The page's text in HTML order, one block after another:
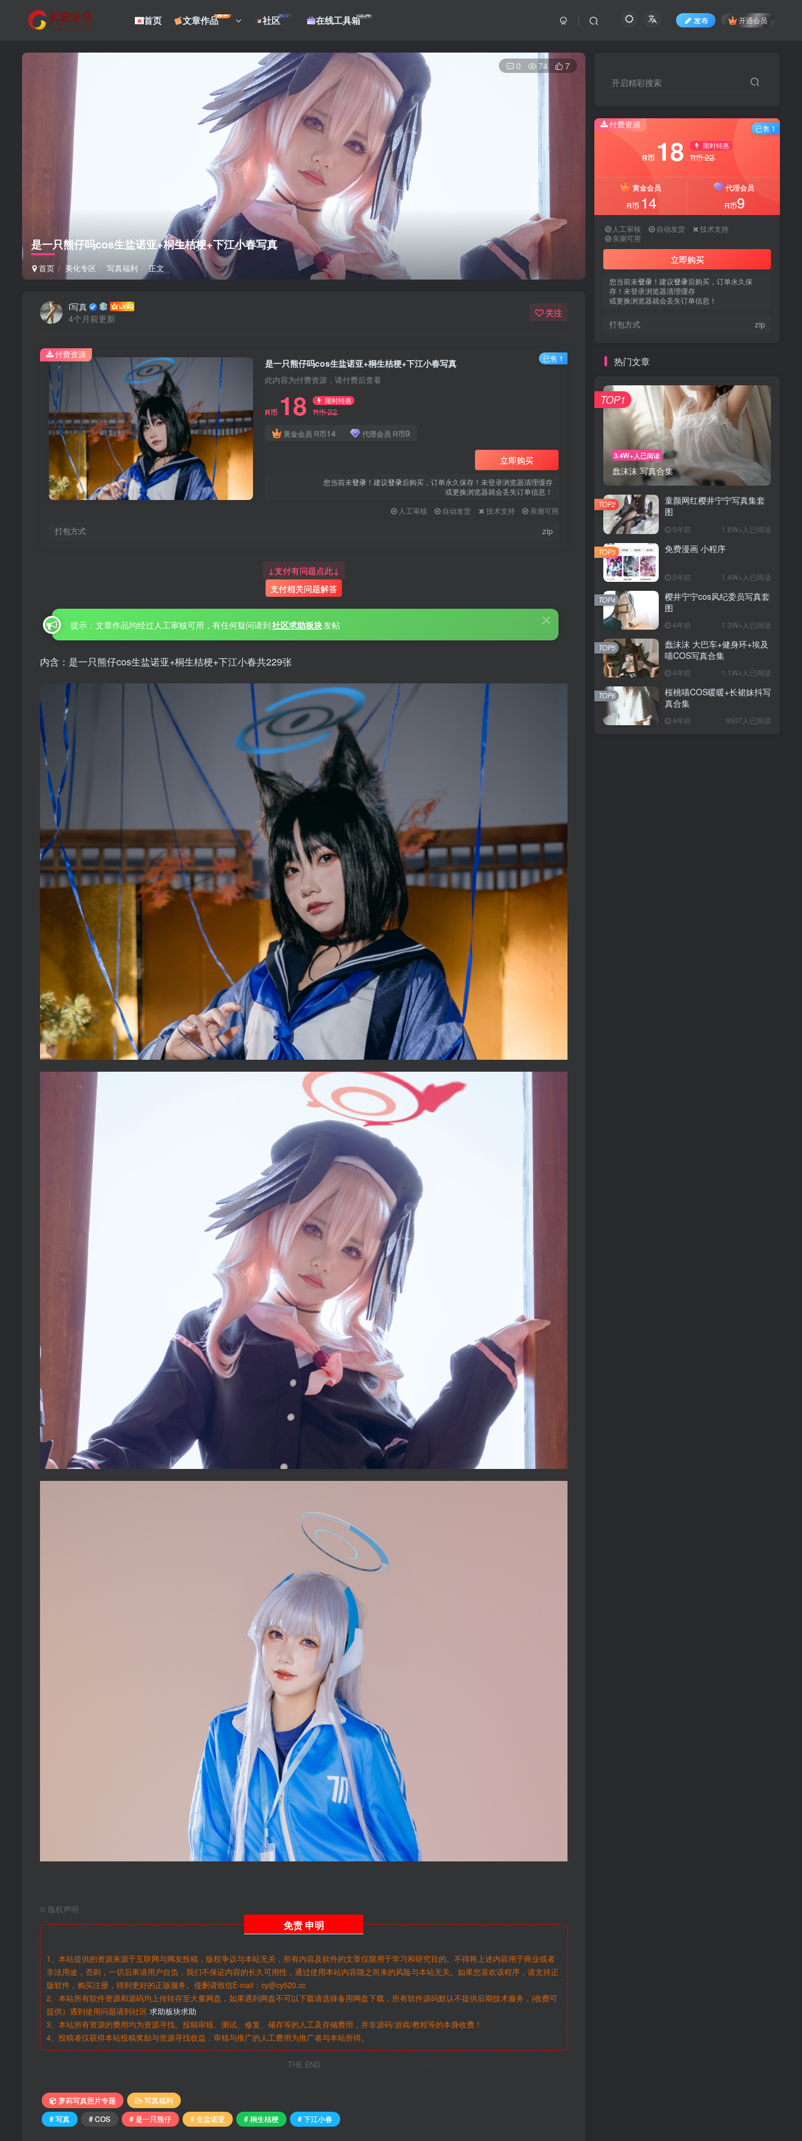
首页 文章作品菜单 社区帖子 在线工具箱工具
发布 开通会员
是一只熊仔吗cos生盐诺亚+桐生桔梗+下江小春写真
首页 美化专区 写真福利 正文
0 74 7
i写真
4个月前更新
关注
是一只熊仔吗cos生盐诺亚+桐生桔梗+下江小春写真
此内容为付费资源，请付费后查看
R币 18 限时特惠
R币22
黄金会员 R币14 代理会员 R币9
立即购买
您当前未登录 ！建议登录后购买，订单永久保存！未登录浏览器清理缓存
或更换浏览器就会丢失订单信息！
人工审核
自动发货 技术支持 亲测可用
打包方式 zip
付费资源 已售 1
↓支付有问题点此↓
支付相关问题解答
提示：文章作品均经过人工审核可用，有任何疑问请到社区求助板块发帖
内含：是一只熊仔cos生盐诺亚+桐生桔梗+下江小春共229张
© 版权声明
免责 申明
1、本站提供的资源来源于互联网与网友投稿，版权争议与本站无关，所有内容及软件的文章仅限用于学习和研究目的。不得将上述内容用于商业或者
非法用途，否则，一切后果请用户自负，我们不保证内容的长久可用性，通过使用本站内容随之而来的风险与本站无关。如果您喜欢该程序，请支持正
版软件，购买注册，得到更好的正版服务。侵删请致信E-mail：cy@cy520.cc
2、本站所有软件资源和源码均上传转存至大量网盘，如果遇到网盘不可以下载请选择备用网盘下载，所有软件源码默认不提供后期技术服务，(收费可
提供）遇到使用问题请到社区 求助板块求助
3、本站所有资源的费用均为资源寻找、投稿审核、测试、修复、储存等的人工及存储费用，并非源码/游戏/教程等的本身收费！
4、投稿者仅获得本站投稿奖励与资源寻找收益，审核与推广的人工费用为推广者与本站所得。
THE END
萝莉写真照片专题
写真福利
# 写真
# COS # 是一只熊仔 # 生盐诺亚 # 桐生桔梗 # 下江小春
开启精彩搜索
付费资源
R币 18 限时特惠
R币22
黄金会员
R币 14
代理会员
R币9
人工审核 自动发货
技术支持
亲测可用
立即购买
您当前未登录 ！建议登录后购买，订单永久保
存！未登录浏览器清理缓存
或更换浏览器就会丢失订单信息！
打包方式 zip
已售 1
热门文章
3.4W+人已阅读
蠢沫沫 写真合集
TOP1
童颜网红樱井宁宁写真集套
图
5年前 1.8W+人已阅读
TOP2
免费漫画 小程序
5年前 1.4W+人已阅读
TOP3
樱井宁宁cos风纪委员写真套
图
4年前 1.3W+人已阅读
TOP4
蠢沫沫 大巴车+健身环+埃及
喵COS写真合集
4年前 1.1W+人已阅读
TOP5
桜桃喵COS暖暖+长裙妹抖写
真合集
4年前 9507人已阅读
TOP6